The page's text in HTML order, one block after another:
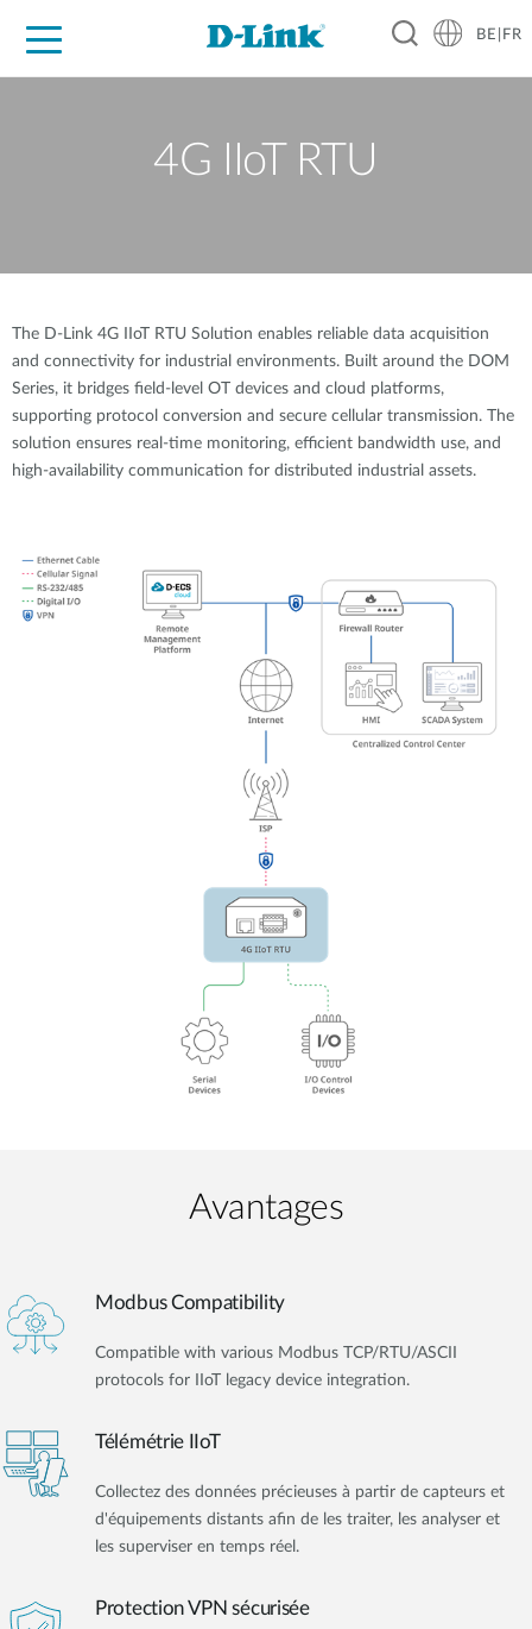
BE|FR
4G IIoT RTU
The D-Link 4G IIoT RTU Solution enables reliable data acquisition
and connectivity for industrial environments. Built around the DOM
Series, it bridges field-level OT devices and cloud platforms,
supporting protocol conversion and secure cellular transmission. The
solution ensures real-time monitoring, efficient bandwidth use, and
high-availability communication for distributed industrial assets.
Avantages
Modbus Compatibility
Compatible with various Modbus TCP/RTU/ASCII
protocols for IIoT legacy device integration.
Télémétrie IIoT
Collectez des données précieuses à partir de capteurs et
d'équipements distants afin de les traiter, les analyser et
les superviser en temps réel.
Protection VPN sécurisée